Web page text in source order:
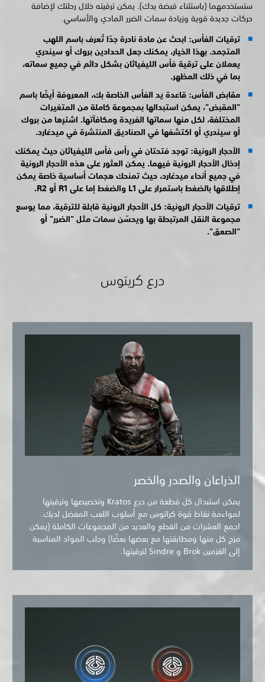
ستستخدمهما (باستثناء قبضة يدك). يمكن ترقيته خلال رحلتك لإضافة
حركات جديدة قوية وزيادة سمات الضرر المادي والأساسي.
ترقيات الفأس: ابحث عن مادة نادرة جدًا تُعرف باسم اللهب
المتجمد. بهذا الخيار، يمكنك جعل الحدادين بروك أو سيندري
يعملان على ترقية فأس الليفياثان بشكل دائم في جميع سماته،
بما في ذلك المظهر.
مقابض الفأس: قاعدة يد الفأس الخاصة بك، المعروفة أيضًا باسم
"المقبض"، يمكن استبدالها بمجموعة كاملة من المتغيرات
المختلفة، لكل منها سماتها الفريدة ومكافآتها. اشترِها من بروك
أو سيندري أو اكتشفها في الصناديق المنتشرة في ميدغارد.
الأحجار الرونية: توجد فتحتان في رأس فأس الليفياثان حيث يمكنك
إدخال الأحجار الرونية فيهما. يمكن العثور على هذه الأحجار الرونية
في جميع أنحاء ميدغارد، حيث تمنحك هجمات أساسية خاصة يمكن
إطلاقها بالضغط باستمرار علىL1 والضغط إما على R1 أو
R2.
ترقيات الأحجار الرونية: كل الأحجار الرونية قابلة للترقية، مما يوسع
مجموعة النقل المرتبطة بها ويحسّن سمات مثل "الضرر" أو
"الصعق".
درع كريتوس
الذراعان والصدر والخصر
يمكن استبدال كل قطعة من درع Kratos وتخصيصها وترقيتها
لمواءمة نقاط قوة كراتوس مع أسلوب اللعب المفضل لديك.
اجمع العشرات من القطع والعديد من المجموعات الكاملة (يمكن
مزج كل منها ومطابقتها مع بعضها بعضًا) وجلب المواد المناسبة
إلى القزمين Brok و Sindre لترقيتها.